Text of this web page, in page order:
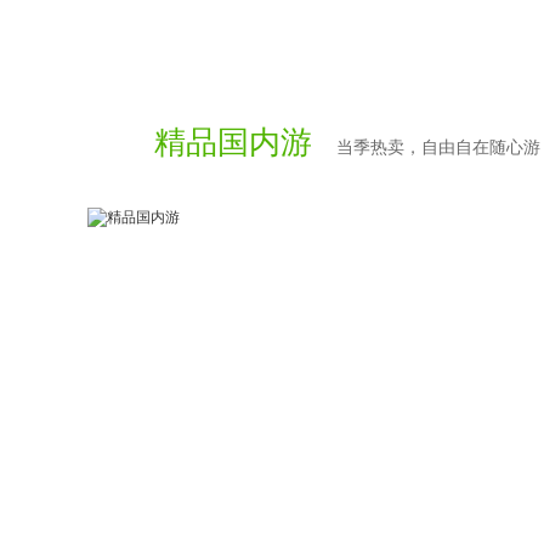
精品国内游 当季热卖，自由自在随心游